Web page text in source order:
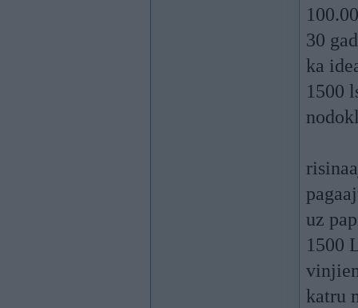
30
ka
1500
uz
1500
katru